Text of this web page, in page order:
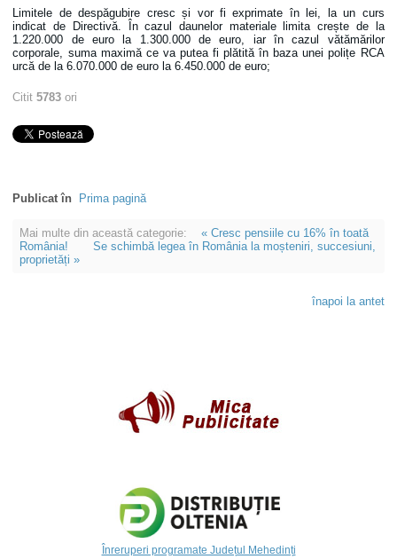
Limitele de despăgubire cresc și vor fi exprimate în lei, la un curs
indicat de Directivă. În cazul daunelor materiale limita crește de la
1.220.000 de euro la 1.300.000 de euro, iar în cazul vătămărilor
corporale, suma maximă ce va putea fi plătită în baza unei polițe RCA
urcă de la 6.070.000 de euro la 6.450.000 de euro;
Citit5783 ori
Publicat în Prima pagină
Mai multe din această categorie:
« Cresc pensiile cu 16% în toată
România!
Se schimbă legea în România la moșteniri, succesiuni,
proprietăți »
înapoi la antet
Înreruperi programate Județul Mehedinți